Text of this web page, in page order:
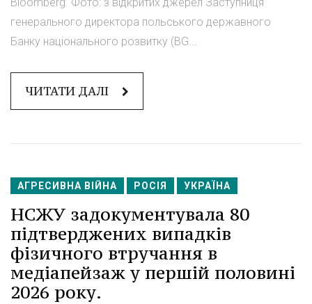
генерального директора польського державного
Банку національного розвитку (BG...
ЧИТАТИ ДАЛІ
АГРЕСИВНА ВІЙНА РОСІЯ УКРАЇНА
НСЖУ задокументувала 80
підтверджених випадків
фізичного втручання в
медіапейзаж у першій половині
2026 року.